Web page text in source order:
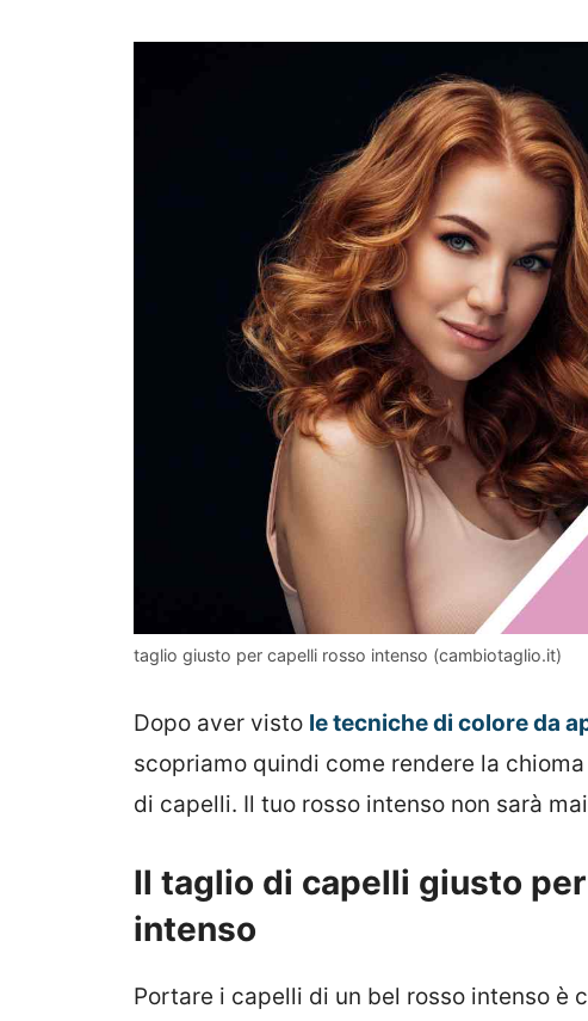
taglio giusto per capelli rosso intenso (cambiotaglio.it)
Dopo aver visto le tecniche di colore da
scopriamo quindi come rendere la
di capelli. Il tuo rosso intenso non sarà
Il taglio di capelli giusto
intenso
Portare i capelli di un bel rosso intenso è